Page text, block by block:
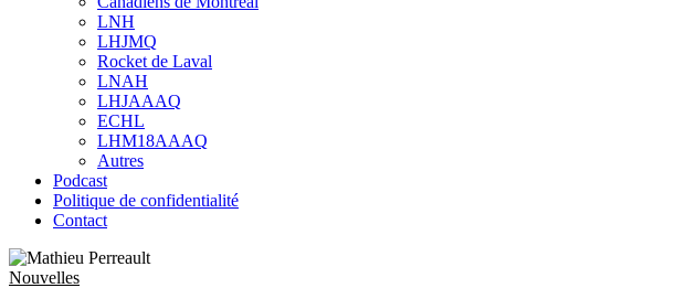
sub
menu
LNH
LHJMQ
Rocket de Laval
LNAH
LHJAAAQ
ECHL
LHM18AAAQ
Autres
Podcast
Politique de confidentialité
Contact
Nouvelles